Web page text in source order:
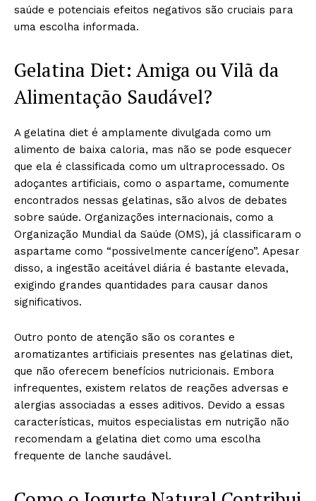
saúde e potenciais efeitos negativos são cruciais para
uma escolha informada.
Gelatina Diet: Amiga ou Vilã da
Alimentação Saudável?
A gelatina diet é amplamente divulgada como um
alimento de baixa caloria, mas não se pode esquecer
que ela é classificada como um ultraprocessado. Os
adoçantes artificiais, como o aspartame, comumente
encontrados nessas gelatinas, são alvos de debates
sobre saúde. Organizações internacionais, como a
Organização Mundial da Saúde (OMS), já classificaram o
aspartame como “possivelmente cancerígeno”. Apesar
disso, a ingestão aceitável diária é bastante elevada,
exigindo grandes quantidades para causar danos
significativos.
Outro ponto de atenção são os corantes e
aromatizantes artificiais presentes nas gelatinas diet,
que não oferecem benefícios nutricionais. Embora
infrequentes, existem relatos de reações adversas e
alergias associadas a esses aditivos. Devido a essas
características, muitos especialistas em nutrição não
recomendam a gelatina diet como uma escolha
frequente de lanche saudável.